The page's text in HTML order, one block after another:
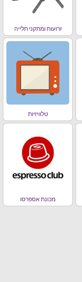
זרועות ומתקני תלייה
טלוויזיות
מכונת אספרסו